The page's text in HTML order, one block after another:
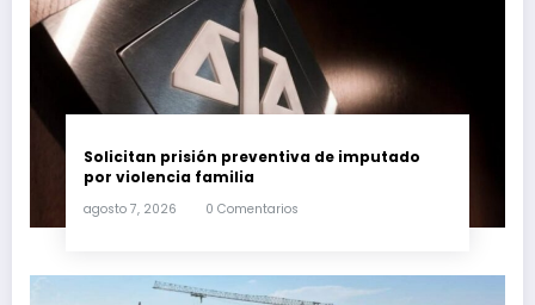
Solicitan prisión preventiva de imputado
por violencia familia
agosto 7, 2026 0 Comentarios